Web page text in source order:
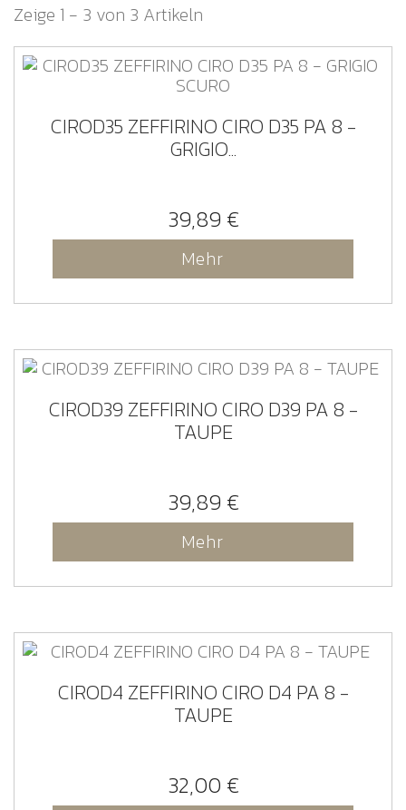
Zeige 1 - 3 von 3 Artikeln
CIROD35 ZEFFIRINO CIRO D35 PA 8 -
GRIGIO...
39,89 €
Mehr
CIROD39 ZEFFIRINO CIRO D39 PA 8 -
TAUPE
39,89 €
Mehr
CIROD4 ZEFFIRINO CIRO D4 PA 8 -
TAUPE
32,00 €